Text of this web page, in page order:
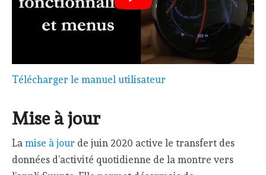
Télécharger le manuel utilisateur
Mise à jour
Lamise à jour de juin 2020 active le transfert des
données d’activité quotidienne de la montre vers